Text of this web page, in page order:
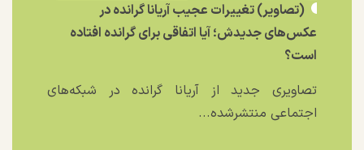
(تصاویر) تغییرات عجیب آریانا گرانده در
عکس‌های جدیدش؛ آیا اتفاقی برای گرانده افتاده
است؟
تصاویری جدید از آریانا گرانده در شبکه‌های
اجتماعی منتشرشده...